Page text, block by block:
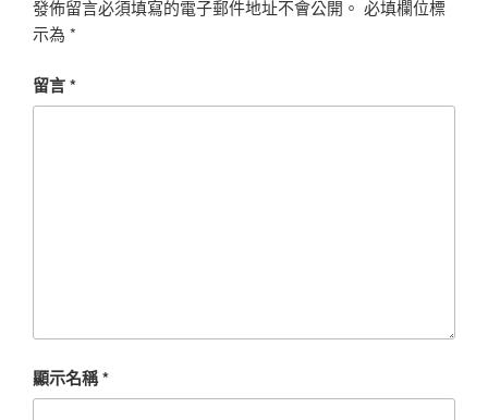
發佈留言必須填寫的電子郵件地址不會公開。 必填欄位標
示為 *
留言*
顯示名稱*